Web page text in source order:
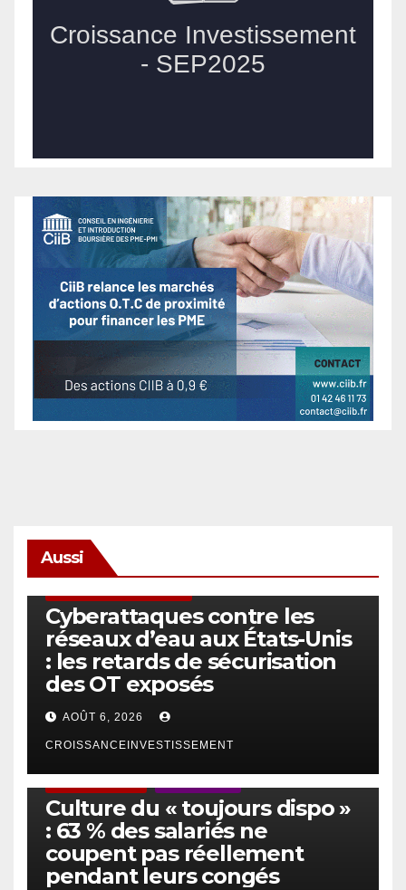
Aussi
Cyberattaques contre les
réseaux d’eau aux États-Unis
: les retards de sécurisation
des OT exposés
AOÛT 6, 2026
CROISSANCEINVESTISSEMENT
Culture du « toujours dispo »
: 63 % des salariés ne
coupent pas réellement
pendant leurs congés